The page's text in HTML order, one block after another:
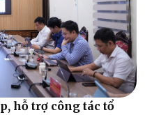
hỗ trợ công tác tổ